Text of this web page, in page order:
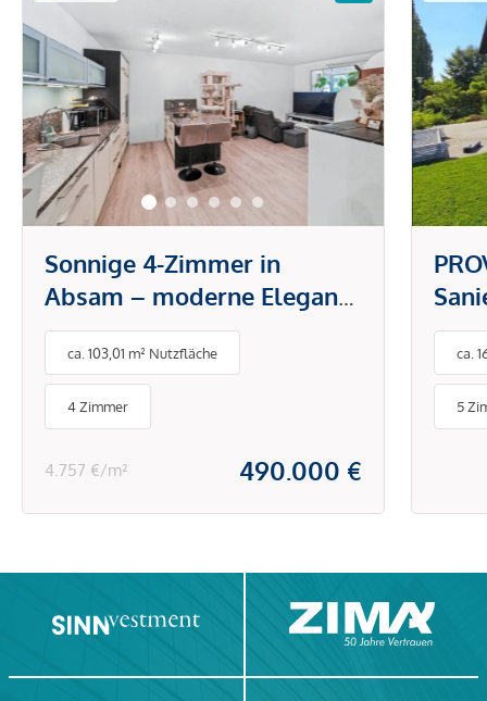
Sonnige 4-Zimmer in
Absam – moderne Eleganz
in Ruhelage
ca. 103,01 m² Nutzfläche
4 Zimmer
4.757 €/m² 490.000 €
ca.
5